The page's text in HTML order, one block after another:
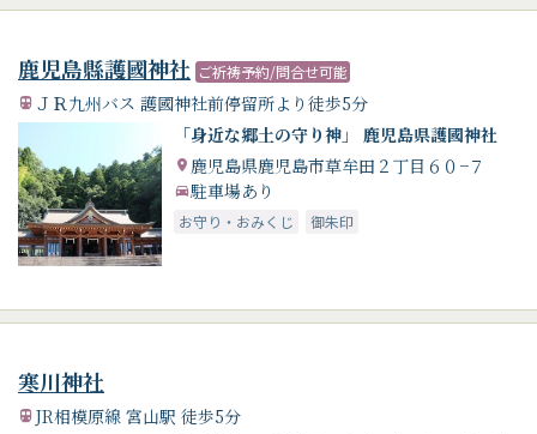
鹿児島縣護國神社 ご祈祷予約/問合せ可能
ＪＲ九州バス 護國神社前停留所より徒歩5分
「身近な郷土の守り神」 鹿児島県護國神社
鹿児島県鹿児島市草牟田２丁目６０−７
駐車場あり
お守り・おみくじ 御朱印
寒川神社
JR相模原線 宮山駅 徒歩5分